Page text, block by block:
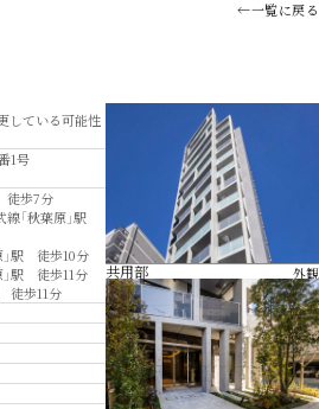
←一覧に戻る
している可能性
1号
徒歩7分
「秋葉原」駅
」駅 徒歩10分
」駅 徒歩11分
徒歩11分
外観
共用部